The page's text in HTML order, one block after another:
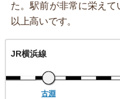
た。駅前が非常に栄え
以上高いです。
JR横浜線
古淵